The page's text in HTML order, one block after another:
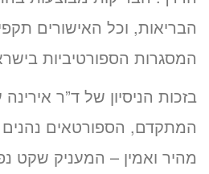
הבריאות, וכל האישורים
המסגרות הספורטיביות
בזכות הניסיון של ד”ר
המתקדם, הספורטאים נהנים
מהיר ואמין – המעניק שקט